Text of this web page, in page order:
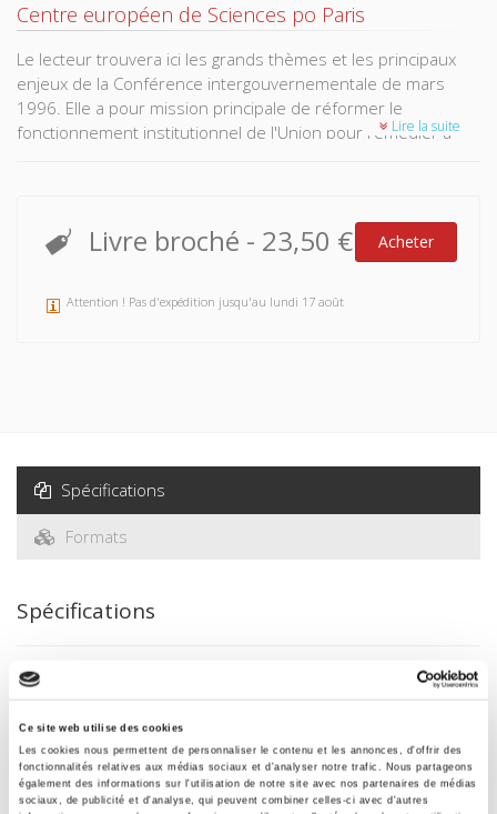
Ce site web utilise des cookies
Les cookies nous permettent de personnaliser le contenu et les annonces, d'offrir des
fonctionnalités relatives aux médias sociaux et d'analyser notre trafic. Nous partageons
également des informations sur l'utilisation de notre site avec nos partenaires de médias
sociaux, de publicité et d'analyse, qui peuvent combiner celles-ci avec d'autres
Centre européen de Sciences po Paris
Le lecteur trouvera ici les grands thèmes et les principaux
enjeux de la Conférence intergouvernementale de mars
1996. Elle a pour mission principale de réformer le
fonctionnement institutionnel de l'Union pour remédier à
par un lexique, un index et d’une bibliographie.
Lire la suite
Livre broché - 23,50 € Acheter
Attention ! Pas d'expédition jusqu'au lundi 17 août
Spécifications
Formats
Spécifications
Éditeur
Presses de Sciences Po
Auteur
Centre européen de Sciences po Paris
Collection